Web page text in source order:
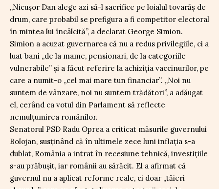
„Nicușor Dan alege azi să-l sacrifice pe loialul tovarăș de
drum, care probabil se prefigura a fi competitor electoral
în mintea lui încâlcită”, a declarat George Simion.
Simion a acuzat guvernarea că nu a redus privilegiile, ci a
luat bani „de la mame, pensionari, de la categoriile
vulnerabile” și a făcut referire la achiziția vaccinurilor, pe
care a numit-o „cel mai mare tun financiar”. „Noi nu
suntem de vânzare, noi nu suntem trădători”, a adăugat
el, cerând ca votul din Parlament să reflecte
nemulțumirea românilor.
Senatorul PSD Radu Oprea a criticat măsurile guvernului
Bolojan, susținând că în ultimele zece luni inflația s-a
dublat, România a intrat în recesiune tehnică, investițiile
s-au prăbușit, iar românii au sărăcit. El a afirmat că
guvernul nu a aplicat reforme reale, ci doar „tăieri